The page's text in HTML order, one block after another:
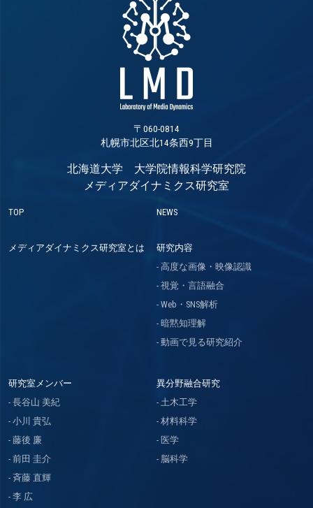
〒060-0814
札幌市北区北14条西9丁目
北海道大学 大学院情報科学研究院
メディアダイナミクス研究室
TOP NEWS
メディアダイナミクス研究室とは
研究内容
高度な画像・映像認識
視覚・言語融合
Web・SNS解析
暗黙知理解
動画で見る研究紹介
研究室メンバー
長谷山 美紀
小川 貴弘
藤後 廉
前田 圭介
斉藤 直輝
李 広
異分野融合研究
土木工学
材料科学
医学
脳科学